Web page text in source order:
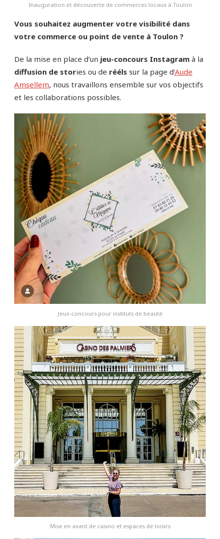
Inauguration et découverte de commerces locaux à Toulon
Vous souhaitez augmenter votre visibilité dans
votre commerce ou point de vente à Toulon ?
De la mise en place d’un jeu-concours Instagram à la
diffusion de stories ou de rééls sur la page d‘Aude
Amsellem, nous travaillons ensemble sur vos objectifs
et les collaborations possibles.
Jeux-concours pour instituts de beauté
Mise en avant de casino et espaces de loisirs